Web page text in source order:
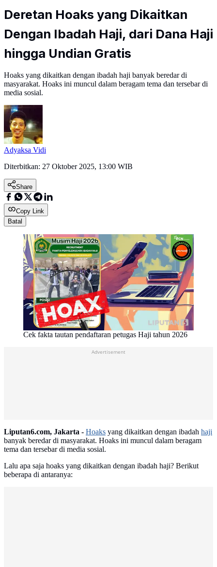
Deretan Hoaks yang Dikaitkan
Dengan Ibadah Haji, dari Dana Haji
hingga Undian Gratis
Hoaks yang dikaitkan dengan ibadah haji banyak beredar di
masyarakat. Hoaks ini muncul dalam beragam tema dan tersebar di
media sosial.
Adyaksa Vidi
Diterbitkan: 27 Oktober 2025, 13:00 WIB
Share
Copy Link
Batal
Cek fakta tautan pendaftaran petugas Haji tahun 2026
Advertisement
Liputan6.com, Jakarta - Hoaks yang dikaitkan dengan ibadah haji
banyak beredar di masyarakat. Hoaks ini muncul dalam beragam
tema dan tersebar di media sosial.
Lalu apa saja hoaks yang dikaitkan dengan ibadah haji? Berikut
beberapa di antaranya: